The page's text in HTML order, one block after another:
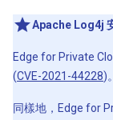
Apache Log4j
Edge for Private
(CVE-2021-44228)。
同樣地，Edge for